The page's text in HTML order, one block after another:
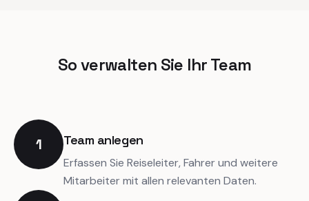
So verwalten Sie Ihr Team
1 Team anlegen
Erfassen Sie Reiseleiter, Fahrer und weitere
Mitarbeiter mit allen relevanten Daten.